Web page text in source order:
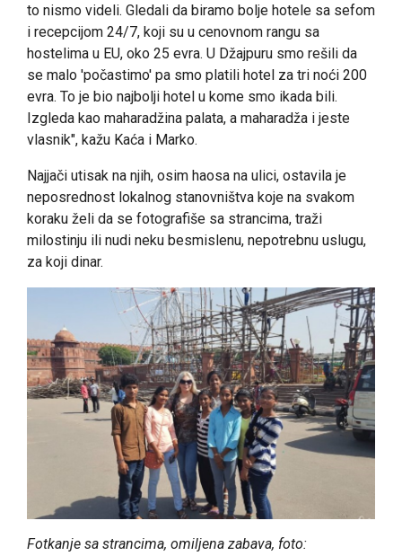
to nismo videli. Gledali da biramo bolje hotele sa sefom
i recepcijom 24/7, koji su u cenovnom rangu sa
hostelima u EU, oko 25 evra. U Džajpuru smo rešili da
se malo 'počastimo' pa smo platili hotel za tri noći 200
evra. To je bio najbolji hotel u kome smo ikada bili.
Izgleda kao maharadžina palata, a maharadža i jeste
vlasnik", kažu Kaća i Marko.
Najjači utisak na njih, osim haosa na ulici, ostavila je
neposrednost lokalnog stanovništva koje na svakom
koraku želi da se fotografiše sa strancima, traži
milostinju ili nudi neku besmislenu, nepotrebnu uslugu,
za koji dinar.
Fotkanje sa strancima, omiljena zabava, foto: